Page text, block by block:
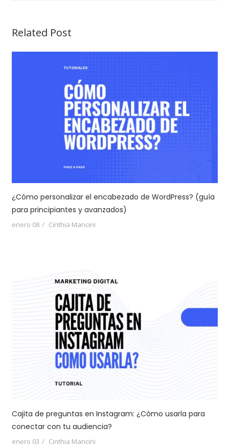
Related Post
¿Cómo personalizar el encabezado de WordPress? (guía
para principiantes y avanzados)
enero 08 Cinthia Mancini
Cajita de preguntas en Instagram: ¿Cómo usarla para
conectar con tu audiencia?
enero 03 Cinthia Mancini